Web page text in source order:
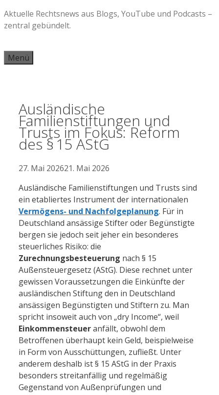
Zum
Inhalt
Aktuelle Rechtsnews aus Blogs, YouTube und Podcasts –
zentral gebündelt.
Menü
Ausländische
Familienstiftungen und
Trusts im Fokus: Reform
des § 15 AStG
27. Mai 202621. Mai 2026
Ausländische Familienstiftungen und Trusts sind
ein etabliertes Instrument der internationalen
Vermögens- und Nachfolgeplanung. Für in
Deutschland ansässige Stifter oder Begünstigte
bergen sie jedoch seit jeher ein besonderes
steuerliches Risiko: die
Zurechnungsbesteuerung nach § 15
Außensteuergesetz (AStG). Diese rechnet unter
gewissen Voraussetzungen die Einkünfte der
ausländischen Stiftung den in Deutschland
ansässigen Begünstigten und Stiftern zu. Man
spricht insoweit auch von „dry Income“, weil
Einkommensteueranfällt, obwohl dem
Betroffenen überhaupt kein Geld, beispielweise
in Form von Ausschüttungen, zufließt. Unter
anderem deshalb ist § 15 AStG in der Praxis
besonders streitanfällig und regelmäßig
Gegenstand von Außenprüfungen und